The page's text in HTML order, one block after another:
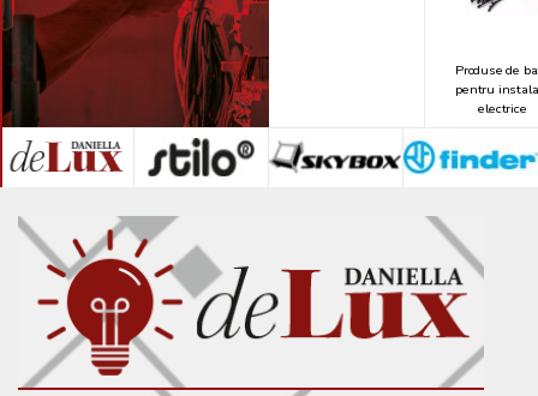
Produse de
pentru
electrice